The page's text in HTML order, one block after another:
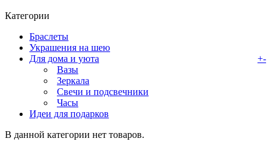
Категории
Браслеты
Украшения на шею
Для дома и уюта
+-
Вазы
Зеркала
Свечи и подсвечники
Часы
Идеи для подарков
В данной категории нет товаров.